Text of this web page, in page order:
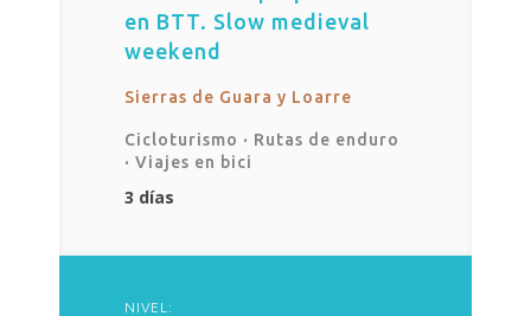
en BTT. Slow medieval
weekend
Sierras de Guara y Loarre
Cicloturismo · Rutas de enduro
· Viajes en bici
3 días
NIVEL: